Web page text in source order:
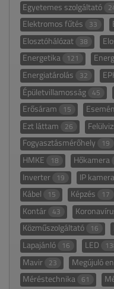
Egyetemes szolgáltató
Elektromos fűtés 33
Elosztóhálózat 38
Energetika 121
Energiatárolás 32
Épületvillamosság 45
Erősáram 15
Ezt láttam 26
Fogyasztásmérőhely 19
HMKE 18 Hőkamera
Inverter 19 IP kamera
Kábel 15 Képzés 17
Kontár 43
Közműszolgáltató 16
Lapajánló 16 LED
Mavir 23 Megújuló
Méréstechnika 61